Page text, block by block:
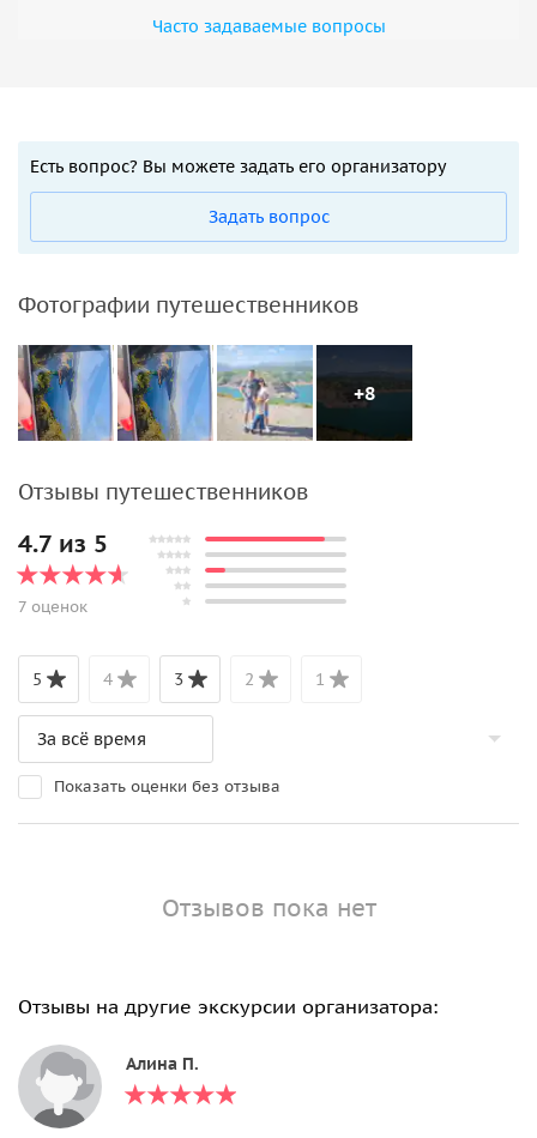
Часто задаваемые вопросы
Есть вопрос? Вы можете задать его организатору
Задать вопрос
Фотографии путешественников
+8
Отзывы путешественников
4.7 из 5
7 оценок
5 4 3 2 1
Показать оценки без отзыва
Отзывов пока нет
Отзывы на другие экскурсии организатора:
Алина П.